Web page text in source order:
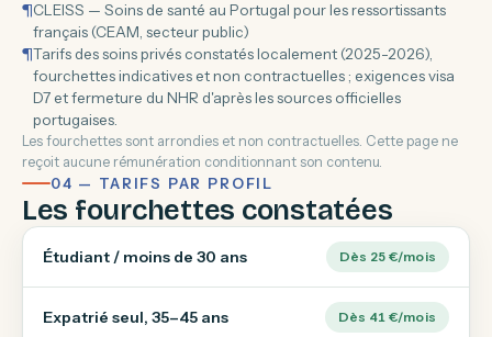
¶CLEISS — Soins de santé au Portugal pour les ressortissants
français (CEAM, secteur public)
¶Tarifs des soins privés constatés localement (2025-2026),
fourchettes indicatives et non contractuelles ; exigences visa
D7 et fermeture du NHR d'après les sources officielles
portugaises.
Les fourchettes sont arrondies et non contractuelles. Cette page ne
reçoit aucune rémunération conditionnant son contenu.
04 — TARIFS PAR PROFIL
Les fourchettes constatées
Étudiant / moins de 30 ans Dès 25 €/mois
Expatrié seul, 35–45 ans Dès 41 €/mois